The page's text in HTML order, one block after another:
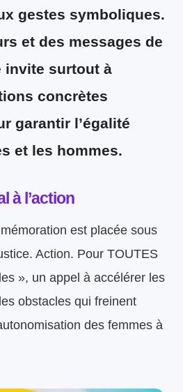
gestes symboliques.
et des messages de
invite surtout à
concrètes
garantir l’égalité
et les hommes.
à l’action
est placée sous
Action. Pour TOUTES
», un appel à accélérer les
obstacles qui freinent
des femmes à